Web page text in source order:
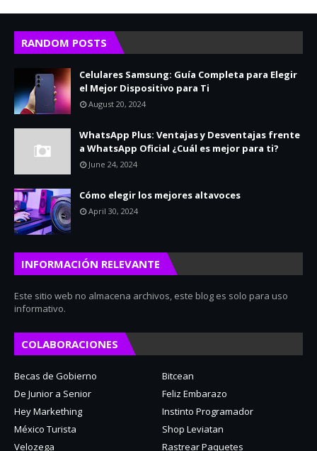
RANDOM POSTS
Celulares Samsung: Guía Completa para Elegir
el Mejor Dispositivo para Ti
August 20, 2024
WhatsApp Plus: Ventajas y Desventajas frente
a WhatsApp Oficial ¿Cuál es mejor para ti?
June 24, 2024
Cómo elegir los mejores altavoces
April 30, 2024
INFORMACIÓN RELEVANTE
Este sitio web no almacena archivos, este blog es solo para uso
informativo.
COLABORACIONES
Becas de Gobierno
Bitcean
De Junior a Senior
Feliz Embarazo
Hey Markething
Instinto Programador
México Turista
Shop Leviatan
Velozega
Rastrear Paquetes